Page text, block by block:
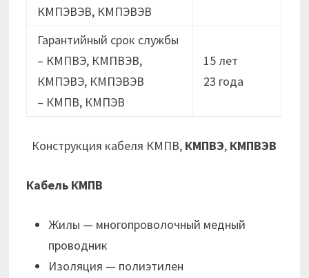
КМПЭВЭВ, КМПЭВЭВ
Гарантийный срок службы
– КМПВЭ, КМПВЭВ,
КМПЭВЭ, КМПЭВЭВ
– КМПВ, КМПЭВ
15 лет
23 годa
Конструкция кабеля КМПВ, КМПВЭ, КМПВЭВ
Кабель КМПВ
Жилы — многопроволочный медный
проводник
Изоляция — полиэтилен